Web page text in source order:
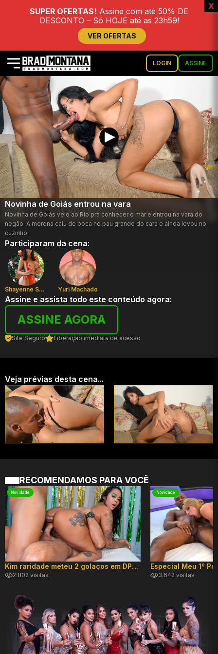
SUPER OFERTAS! Assine com até 50% DE
DESCONTO – Só HOJE até as 23h59!
VER OFERTAS
x
LOGIN ASSINE
Novinha de Goiás entrou na vara
Novinha de Goiás veio ao Rio pra conhecer o mar e entrou na vara do
negão. A morena caiu de boca no pau grande do cara e ainda levou no
cuzinho.
Participaram da cena:
Shayenne Samara Yuri Machado
Assine e assista todo este conteúdo agora:
ASSINE AGORA
Site Seguro Liberação imediata de acesso
Veja prévias desta cena...
RECOMENDAMOS PARA VOCÊ
Novidade
Kim raridade meteu 2 golaços em DP hard!
2.802 visitas
Novidade
3.642 visitas